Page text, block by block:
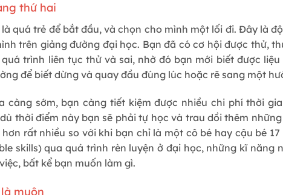
thứ hai
là quá trẻ để bắt đầu, và chọn cho mình một lối đi. Đây là
trên giảng đường đại học. Bạn đã có cơ hội được thử,
trình liên tục thử và sai, nhờ đó bạn mới biết được
để biết dừng và quay đầu đúng lúc hoặc rẽ sang một
càng sớm, bạn càng tiết kiệm được nhiều chi phí thời
thời điểm này bạn sẽ phải tự học và trau dồi thêm
rất nhiều so với khi bạn chỉ là một cô bé hay cậu bé
skills) qua quá trình rèn luyện ở đại học, những kĩ
bất kể bạn muốn làm gì.
muộn